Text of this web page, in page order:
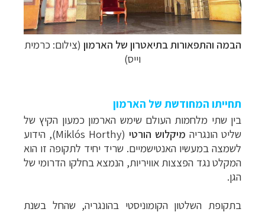
הבמה והתפאורות בתיאטרון של הארמון (צילום: כרמית
וייס)
תחייתו המחודשת של הארמון
בין שתי מלחמות העולם שימש הארמון כמעון הקיץ של
שליט הונגריה מיקלוש הורטי (
Miklós Horthy), הידוע
לשמצה במעשיו האנטישמיים. שריד יחיד לתקופה זו הוא
המקלט נגד הפצצות אוויריות, הנמצא בחלקו הדרומי של
הגן.
בתקופת השלטון הקומוניסטי בהונגריה, שהחל בשנת